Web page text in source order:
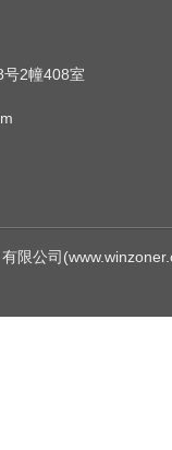
2幢408室
有限公司